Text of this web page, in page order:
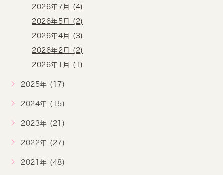
2026年7月 (4)
2026年5月 (2)
2026年4月 (3)
2026年2月 (2)
2026年1月 (1)
2025年 (17)
2024年 (15)
2023年 (21)
2022年 (27)
2021年 (48)